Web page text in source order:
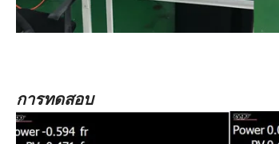
การทดสอบ